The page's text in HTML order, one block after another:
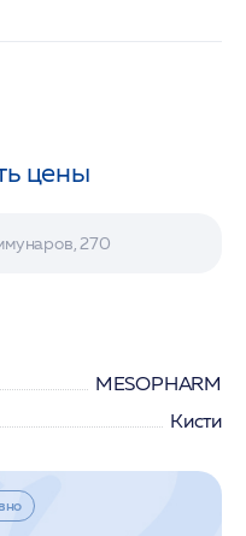
цены
270
MESOPHARM
Кисти